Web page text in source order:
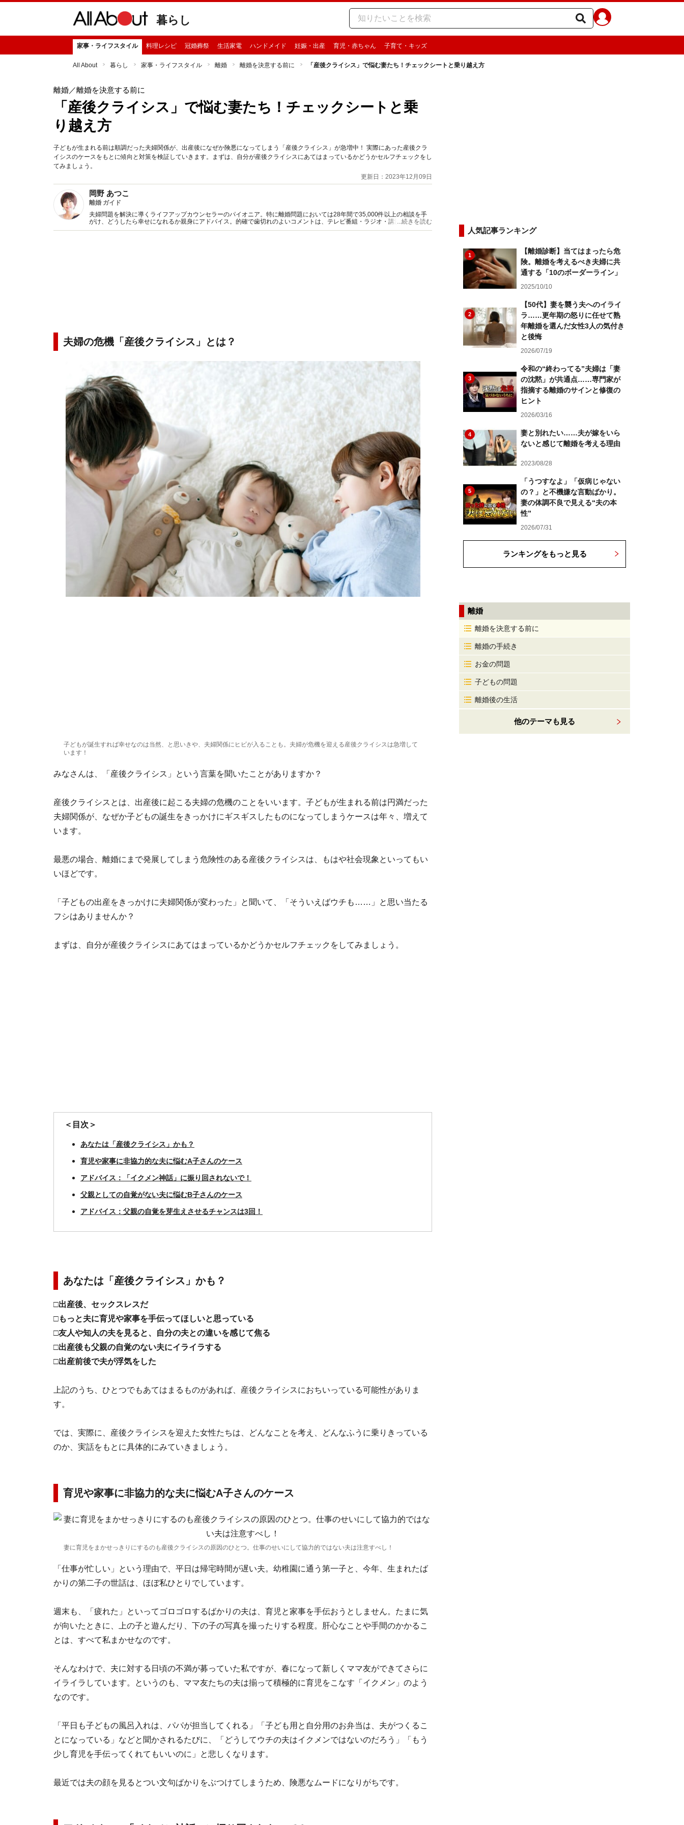
暮らし
家事・ライフスタイル 料理レシピ 冠婚葬祭 生活家電 ハンドメイド 妊娠・出産 育児・赤ちゃん 子育て・キッズ
All About 暮らし 家事・ライフスタイル 離婚 離婚を決意する前に 「産後クライシス」で悩む妻たち！チェックシートと乗り越え方
離婚／離婚を決意する前に
「産後クライシス」で悩む妻たち！チェックシートと乗
り越え方
子どもが生まれる前は順調だった夫婦関係が、出産後になぜか険悪になってしまう「産後クライシス」が急増中！ 実際にあった産後クラ
イシスのケースをもとに傾向と対策を検証していきます。まずは、自分が産後クライシスにあてはまっているかどうかセルフチェックをし
てみましょう。
更新日：2023年12月09日
岡野 あつこ
離婚 ガイド
夫婦問題を解決に導くライフアップカウンセラーのパイオニア。特に離婚問題においては28年間で35,000件以上の相談を手
がけ、どうしたら幸せになれるか親身にアドバイス。的確で歯切れのよいコメントは、テレビ番組・ラジオ・講演などでも、
多くの人の共感を得ている。元祖･離婚カウンセラー養成講座を開講中。
...続きを読む
夫婦の危機「産後クライシス」とは？
子どもが誕生すれば幸せなのは当然、と思いきや、夫婦関係にヒビが入ることも。夫婦が危機を迎える産後クライシスは急増して
います！
みなさんは、「産後クライシス」という言葉を聞いたことがありますか？
産後クライシスとは、出産後に起こる夫婦の危機のことをいいます。子どもが生まれる前は円満だった
夫婦関係が、なぜか子どもの誕生をきっかけにギスギスしたものになってしまうケースは年々、増えて
います。
最悪の場合、離婚にまで発展してしまう危険性のある産後クライシスは、もはや社会現象といってもい
いほどです。
「子どもの出産をきっかけに夫婦関係が変わった」と聞いて、「そういえばウチも……」と思い当たる
フシはありませんか？
まずは、自分が産後クライシスにあてはまっているかどうかセルフチェックをしてみましょう。
＜目次＞
あなたは「産後クライシス」かも？
育児や家事に非協力的な夫に悩むA子さんのケース
アドバイス：「イクメン神話」に振り回されないで！
父親としての自覚がない夫に悩むB子さんのケース
アドバイス：父親の自覚を芽生えさせるチャンスは3回！
あなたは「産後クライシス」かも？
□出産後、セックスレスだ
□もっと夫に育児や家事を手伝ってほしいと思っている
□友人や知人の夫を見ると、自分の夫との違いを感じて焦る
□出産後も父親の自覚のない夫にイライラする
□出産前後で夫が浮気をした
上記のうち、ひとつでもあてはまるものがあれば、産後クライシスにおちいっている可能性がありま
す。
では、実際に、産後クライシスを迎えた女性たちは、どんなことを考え、どんなふうに乗りきっている
のか、実話をもとに具体的にみていきましょう。
育児や家事に非協力的な夫に悩むA子さんのケース
妻に育児をまかせっきりにするのも産後クライシスの原因のひとつ。仕事のせいにして協力的ではない夫は注意すべし！
「仕事が忙しい」という理由で、平日は帰宅時間が遅い夫。幼稚園に通う第一子と、今年、生まれたば
かりの第二子の世話は、ほぼ私ひとりでしています。
週末も、「疲れた」といってゴロゴロするばかりの夫は、育児と家事を手伝おうとしません。たまに気
が向いたときに、上の子と遊んだり、下の子の写真を撮ったりする程度。肝心なことや手間のかかるこ
とは、すべて私まかせなのです。
そんなわけで、夫に対する日頃の不満が募っていた私ですが、春になって新しくママ友ができてさらに
イライラしています。というのも、ママ友たちの夫は揃って積極的に育児をこなす「イクメン」のよう
なのです。
「平日も子どもの風呂入れは、パパが担当してくれる」「子ども用と自分用のお弁当は、夫がつくるこ
とになっている」などと聞かされるたびに、「どうしてウチの夫はイクメンではないのだろう」「もう
少し育児を手伝ってくれてもいいのに」と悲しくなります。
最近では夫の顔を見るとつい文句ばかりをぶつけてしまうため、険悪なムードになりがちです。
人気記事ランキング
1
【離婚診断】当てはまったら危
険。離婚を考えるべき夫婦に共
通する「10のボーダーライン」
2025/10/10
2
【50代】妻を襲う夫へのイライ
ラ……更年期の怒りに任せて熟
年離婚を選んだ女性3人の気付き
と後悔
2026/07/19
3
令和の“終わってる”夫婦は「妻
の沈黙」が共通点……専門家が
指摘する離婚のサインと修復の
ヒント
2026/03/16
4
妻と別れたい……夫が嫁をいら
ないと感じて離婚を考える理由
2023/08/28
5
「うつすなよ」「仮病じゃない
の？」と不機嫌な言動ばかり。
妻の体調不良で見える“夫の本
性”
2026/07/31
ランキングをもっと見る
離婚
離婚を決意する前に
離婚の手続き
お金の問題
子どもの問題
離婚後の生活
他のテーマも見る